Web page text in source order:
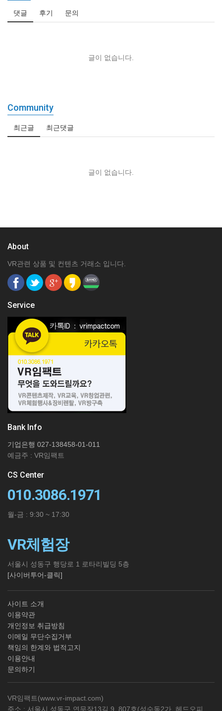
댓글 후기 문의
글이 없습니다.
Community
최근글 최근댓글
글이 없습니다.
About
VR관련 상품 및 컨텐츠 거래소 입니다.
Service
Bank Info
기업은행 027-138458-01-011
예금주 : VR임팩트
CS Center
010.3086.1971
월-금 : 9:30 ~ 17:30
VR체험장
서울시 성동구 행당로 1 로타리빌딩 5층
[사이버투어-클릭]
사이트 소개
이용약관
개인정보 취급방침
이메일 무단수집거부
책임의 한계와 법적고지
이용안내
문의하기
VR임팩트(www.vr-impact.com)
주소 : 서울시 성동구 연무장13길 9, 807호(성수동2가, 헤드오피